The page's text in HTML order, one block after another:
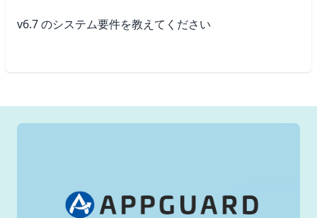
v6.7 のシステム要件を教えてください